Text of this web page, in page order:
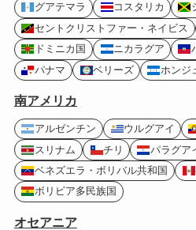
グアテマラ
コスタリカ
セントクリストファー・ネイビス
ドミニカ国
ニカラグア
パナマ
ベリーズ ホンジ
南アメリカ
アルゼンチン ウルグアイ
スリナム
チリ パラグア
ベネズエラ・ボリバル共和国
ボリビア多民族国
オセアニア